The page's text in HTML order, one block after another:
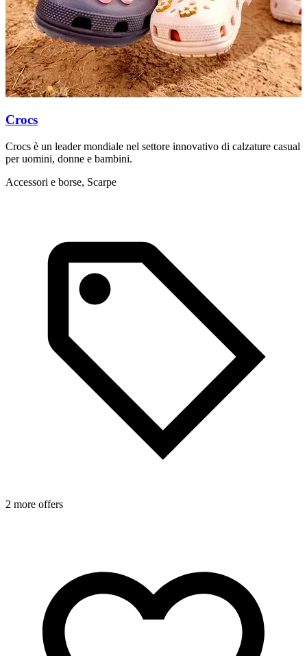
Crocs
Crocs è un leader mondiale nel settore innovativo di calzature casual
per uomini, donne e bambini.
Accessori e borse, Scarpe
2 more offers